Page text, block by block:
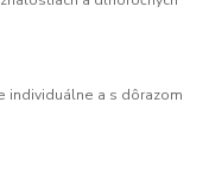
individuálne a s dôrazom